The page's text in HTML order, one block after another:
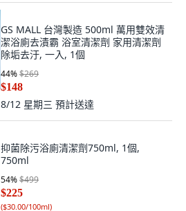
GS MALL 台灣製造 500ml 萬用雙效清
潔浴廁去漬霸 浴室清潔劑 家用清潔劑
除垢去汙, 一入, 1個
44%$269
$148
8/12 星期三 預計送達
抑菌除污浴廁清潔劑750ml, 1個,
750ml
54%$499
$225
($30.00/100ml)